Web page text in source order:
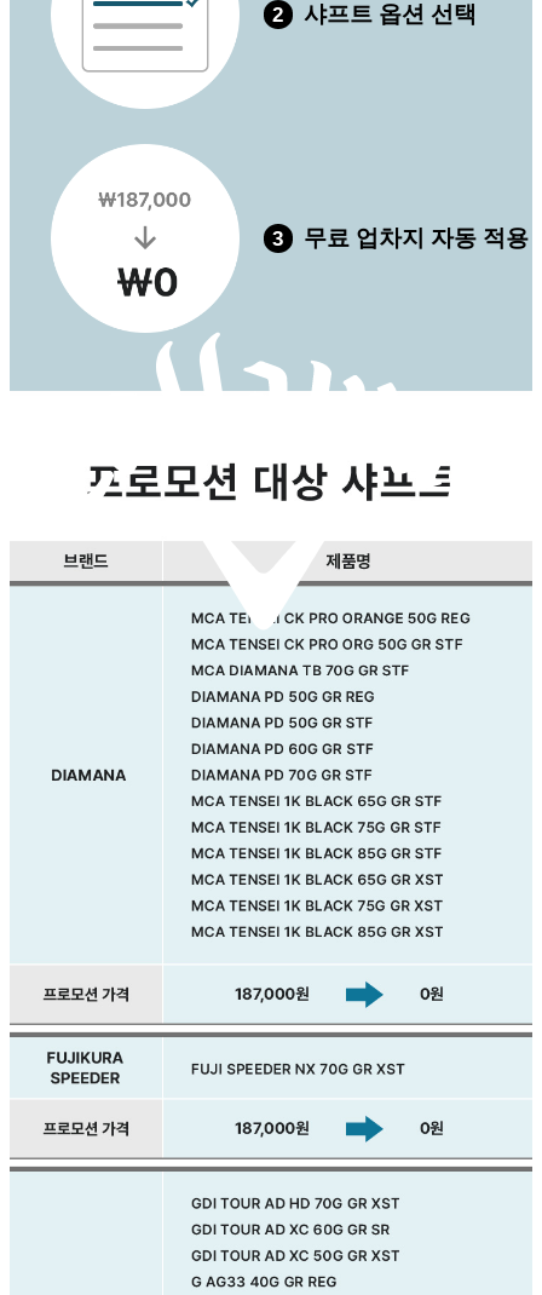
2 샤프트 옵션 선택
3 무료 업차지 자동 적용